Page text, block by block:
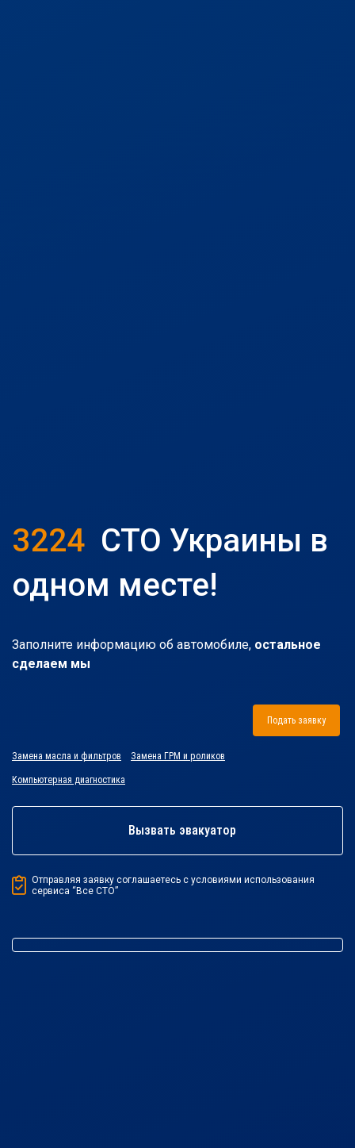
3224 СТО Украины в
одном месте!
Заполните информацию об автомобиле, остальное
сделаем мы
Подать заявку
Замена масла и фильтров Замена ГРМ и роликов
Компьютерная диагностика
Вызвать эвакуатор
Отправляя заявку соглашаетесь с условиями использования
сервиса “Все СТО”